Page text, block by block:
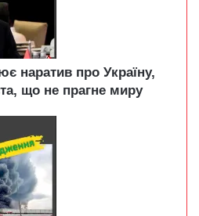
наратив про Україну,
що не прагне миру